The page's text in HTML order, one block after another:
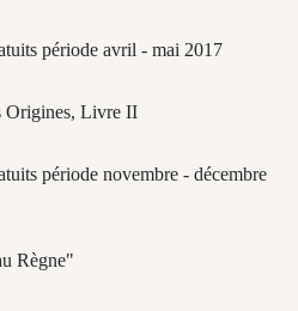
période avril - mai 2017
Origines, Livre II
période novembre - décembre
Règne"